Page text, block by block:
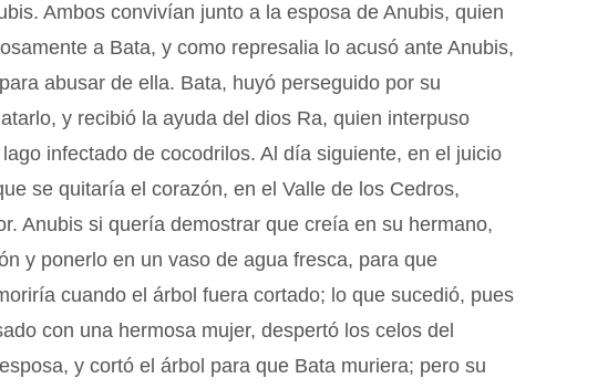
Ambos convivían junto a la esposa de Anubis, quien
a Bata, y como represalia lo acusó ante Anubis,
abusar de ella. Bata, huyó perseguido por su
y recibió la ayuda del dios Ra, quien interpuso
infectado de cocodrilos. Al día siguiente, en el juicio
se quitaría el corazón, en el Valle de los Cedros,
Anubis si quería demostrar que creía en su hermano,
y ponerlo en un vaso de agua fresca, para que
cuando el árbol fuera cortado; lo que sucedió, pues
con una hermosa mujer, despertó los celos del
y cortó el árbol para que Bata muriera; pero su